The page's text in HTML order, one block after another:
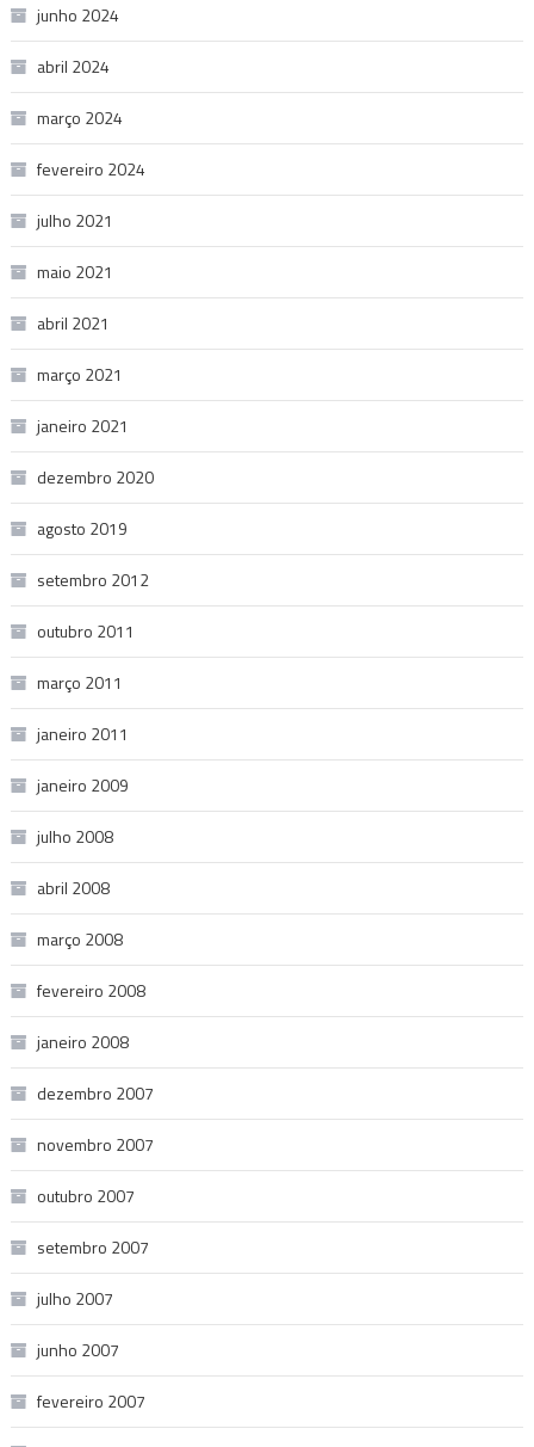
junho 2024
abril 2024
março 2024
fevereiro 2024
julho 2021
maio 2021
abril 2021
março 2021
janeiro 2021
dezembro 2020
agosto 2019
setembro 2012
outubro 2011
março 2011
janeiro 2011
janeiro 2009
julho 2008
abril 2008
março 2008
fevereiro 2008
janeiro 2008
dezembro 2007
novembro 2007
outubro 2007
setembro 2007
julho 2007
junho 2007
fevereiro 2007